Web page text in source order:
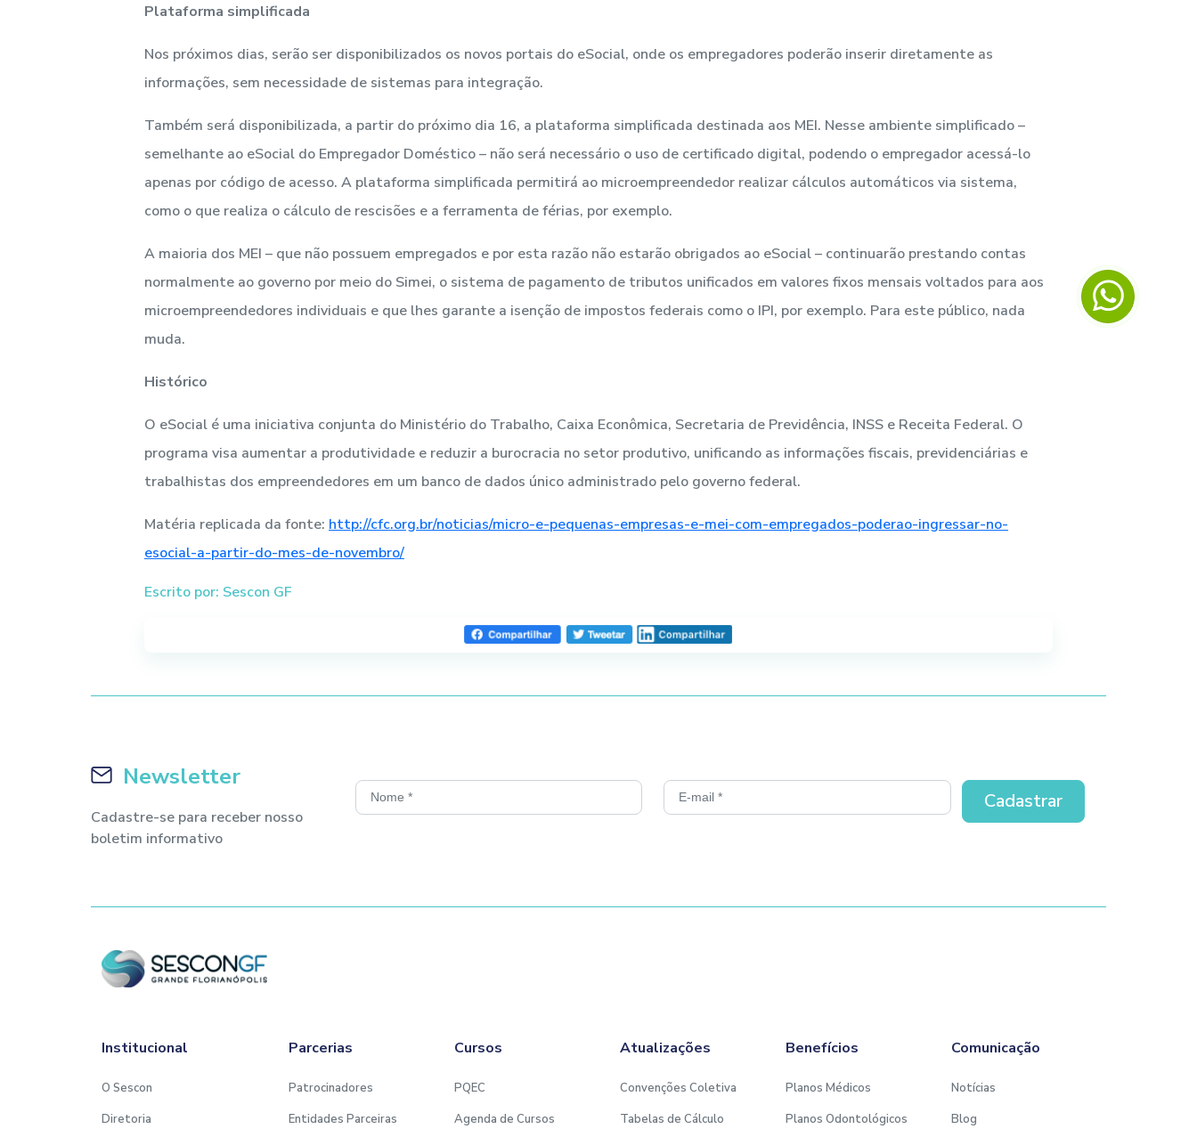
Plataforma simplificada
Nos próximos dias, serão ser disponibilizados os novos portais do eSocial, onde os empregadores poderão inserir diretamente as
informações, sem necessidade de sistemas para integração.
Também será disponibilizada, a partir do próximo dia 16, a plataforma simplificada destinada aos MEI. Nesse ambiente simplificado –
semelhante ao eSocial do Empregador Doméstico – não será necessário o uso de certificado digital, podendo o empregador acessá-lo
apenas por código de acesso. A plataforma simplificada permitirá ao microempreendedor realizar cálculos automáticos via sistema,
como o que realiza o cálculo de rescisões e a ferramenta de férias, por exemplo.
A maioria dos MEI – que não possuem empregados e por esta razão não estarão obrigados ao eSocial – continuarão prestando contas
normalmente ao governo por meio do Simei, o sistema de pagamento de tributos unificados em valores fixos mensais voltados para aos
microempreendedores individuais e que lhes garante a isenção de impostos federais como o IPI, por exemplo. Para este público, nada
muda.
Histórico
O eSocial é uma iniciativa conjunta do Ministério do Trabalho, Caixa Econômica, Secretaria de Previdência, INSS e Receita Federal. O
programa visa aumentar a produtividade e reduzir a burocracia no setor produtivo, unificando as informações fiscais, previdenciárias e
trabalhistas dos empreendedores em um banco de dados único administrado pelo governo federal.
Matéria replicada da fonte: http://cfc.org.br/noticias/micro-e-pequenas-empresas-e-mei-com-empregados-poderao-ingressar-no-
esocial-a-partir-do-mes-de-novembro/
Escrito por: Sescon GF
Newsletter
Cadastre-se para receber nosso
boletim informativo
Institucional
O Sescon
Diretoria
Parcerias
Patrocinadores
Entidades Parceiras
Cursos
PQEC
Agenda de Cursos
Atualizações
Convenções Coletiva
Tabelas de Cálculo
Benefícios
Planos Médicos
Planos Odontológicos
Comunicação
Notícias
Blog